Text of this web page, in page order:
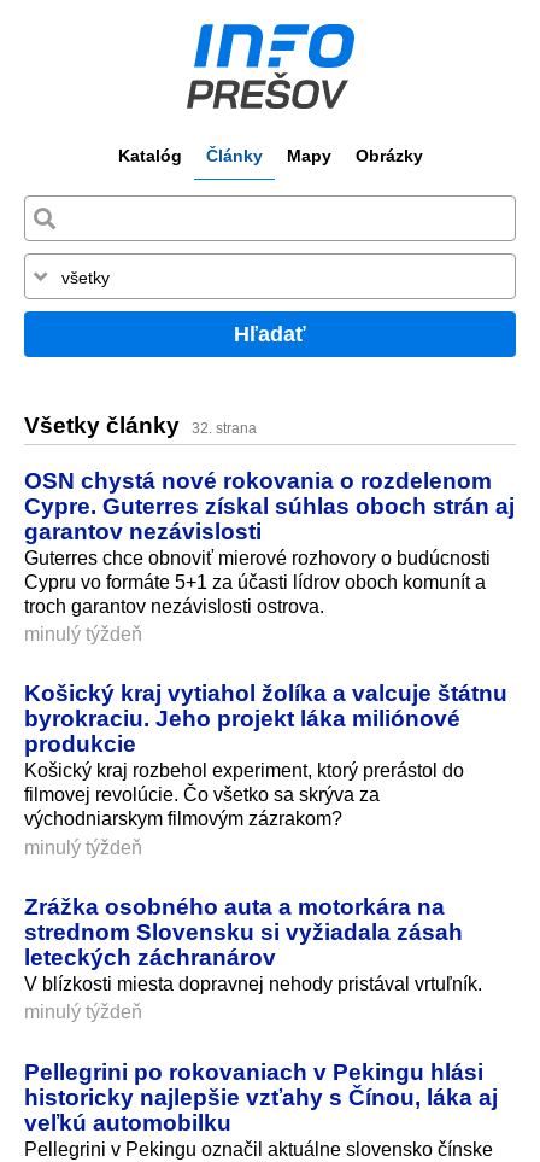
Katalóg Články Mapy Obrázky
Hľadať
Všetky články 32. strana
OSN chystá nové rokovania o rozdelenom
Cypre. Guterres získal súhlas oboch strán aj
garantov nezávislosti
Guterres chce obnoviť mierové rozhovory o budúcnosti
Cypru vo formáte 5+1 za účasti lídrov oboch komunít a
troch garantov nezávislosti ostrova.
minulý týždeň
Košický kraj vytiahol žolíka a valcuje štátnu
byrokraciu. Jeho projekt láka miliónové
produkcie
Košický kraj rozbehol experiment, ktorý prerástol do
filmovej revolúcie. Čo všetko sa skrýva za
východniarskym filmovým zázrakom?
minulý týždeň
Zrážka osobného auta a motorkára na
strednom Slovensku si vyžiadala zásah
leteckých záchranárov
V blízkosti miesta dopravnej nehody pristával vrtuľník.
minulý týždeň
Pellegrini po rokovaniach v Pekingu hlási
historicky najlepšie vzťahy s Čínou, láka aj
veľkú automobilku
Pellegrini v Pekingu označil aktuálne slovensko čínske